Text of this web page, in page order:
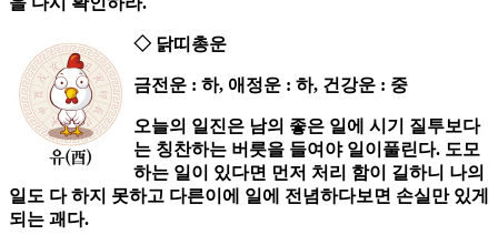
◇ 닭띠총운
금전운 : 하, 애정운 : 하, 건강운 : 중
오늘의 일진은 남의 좋은 일에 시기 질투보다
는 칭찬하는 버릇을 들여야 일이풀린다. 도모
하는 일이 있다면 먼저 처리 함이 길하니 나의
일도 다 하지 못하고 다른이에 일에 전념하다보면 손실만 있게
되는 괘다.